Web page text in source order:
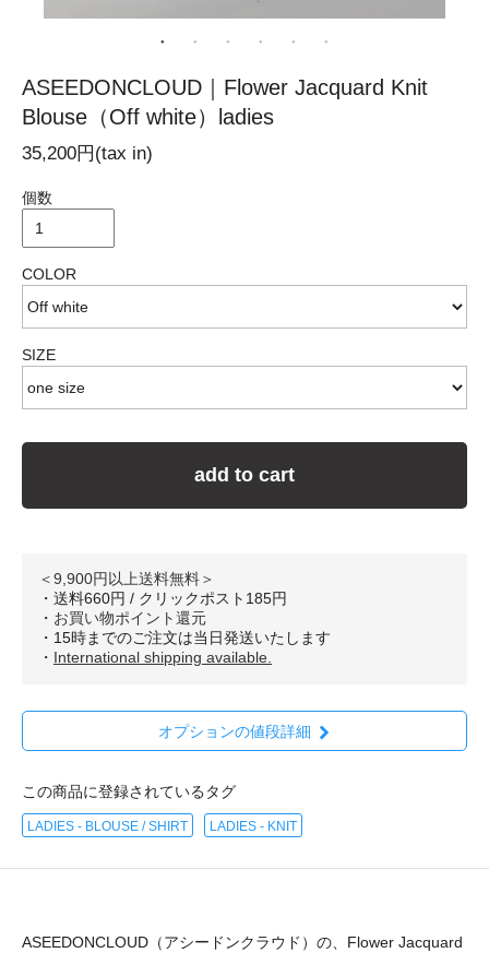
ASEEDONCLOUD｜Flower Jacquard Knit
Blouse（Off white）ladies
35,200円(tax in)
個数
COLOR
SIZE
add to cart
＜9,900円以上送料無料＞
・送料660円 / クリックポスト185円
・ お買い物ポイント還元
・15時までのご注文は当日発送いたします
・ International shipping available.
オプションの値段詳細
この商品に登録されているタグ
LADIES - BLOUSE / SHIRT LADIES - KNIT
ASEEDONCLOUD（アシードンクラウド）の、Flower Jacquard